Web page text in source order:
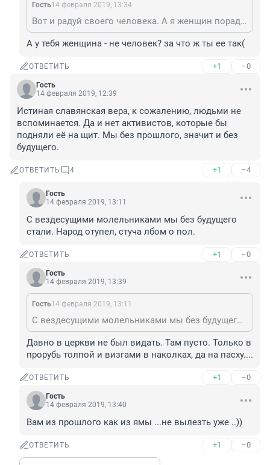
Гость14 февраля 2019, 13:34
Вот и радуй своего человека. А я женщин порадую.
А у тебя женщина - не человек? за что ж ты ее так(
ОТВЕТИТЬ +1 –0
Гость
14 февраля 2019, 12:39
Истиная славянская вера, к сожалению, людьми не
вспоминается. Да и нет активистов, которые бы
подняли её на щит. Мы без прошлого, значит и без
будущего.
ОТВЕТИТЬ 4 +1 –4
Гость
14 февраля 2019, 13:11
С вездесущими молельниками мы без будущего
стали. Народ отупел, стуча лбом о пол.
ОТВЕТИТЬ +1 –0
Гость
14 февраля 2019, 13:39
Гость14 февраля 2019, 13:11
С вездесущими молельниками мы без будущего стали. Народ отупел, стуча лбом о пол.
Давно в церкви не был видать. Там пусто. Только в
прорубь толпой и визгами в наколках, да на пасху....
ОТВЕТИТЬ +1 –0
Гость
14 февраля 2019, 13:40
Вам из прошлого как из ямы ...не вылезть уже ..))
ОТВЕТИТЬ +1 –0